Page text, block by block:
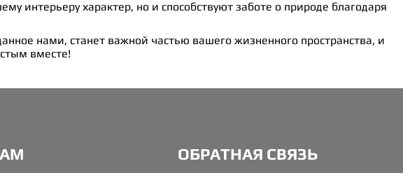
интерьеру характер, но и способствуют заботе о природе благодаря
нами, станет важной частью вашего жизненного пространства, и
вместе!
ОБРАТНАЯ СВЯЗЬ